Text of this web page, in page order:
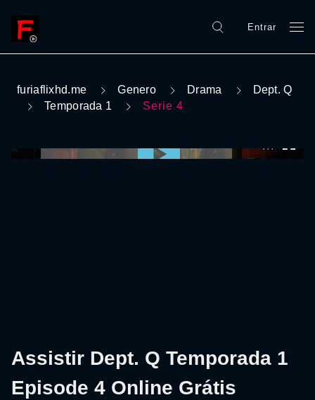
Entrar
furiaflixhd.me Genero Drama
Dept. Q
Temporada 1
Serie 4
Assistir Dept. Q Temporada 1
Episode 4 Online Grátis